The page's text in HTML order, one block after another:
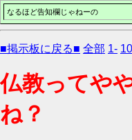
なるほど告知欄じゃねーの
■掲示板に戻る■ 全部 1-
仏教ってや
ね？